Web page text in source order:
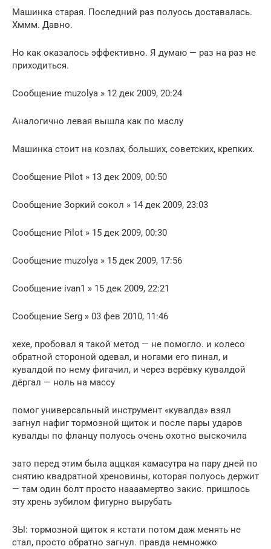
Машинка старая. Последний раз полуось доставалась.
Хммм. Давно.
Но как оказалось эффективно. Я думаю — раз на раз не
приходиться.
Сообщение muzolya » 12 дек 2009, 20:24
Аналогично левая вышла как по маслу
Машинка стоит на козлах, больших, советских, крепких.
Сообщение Pilot » 13 дек 2009, 00:50
Сообщение Зоркий сокол » 14 дек 2009, 23:03
Сообщение Pilot » 15 дек 2009, 00:30
Сообщение muzolya » 15 дек 2009, 17:56
Сообщение ivan1 » 15 дек 2009, 22:21
Сообщение Serg » 03 фев 2010, 11:46
хехе, пробовал я такой метод — не помогло. и колесо
обратной стороной одевал, и ногами его пинал, и
кувалдой по нему фигачил, и через верёвку кувалдой
дёргал — ноль на массу
помог универсальный инструмент «кувалда» взял
загнул нафиг тормозной щиток и после пары ударов
кувалды по фланцу полуось очень охотно выскочила
зато перед этим была аццкая камасутра на пару дней по
снятию квадратной хреновины, которая полуось держит
— там один болт просто наааамертво закис. пришлось
эту хрень зубилом фигурно вырубать
ЗЫ: тормозной щиток я кстати потом даж менять не
стал, просто обратно загнул. правда немножко